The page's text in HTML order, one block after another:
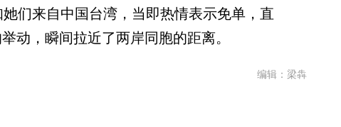
们来自中国台湾，当即热情表示免单，直
动，瞬间拉近了两岸同胞的距离。
编辑：梁犇